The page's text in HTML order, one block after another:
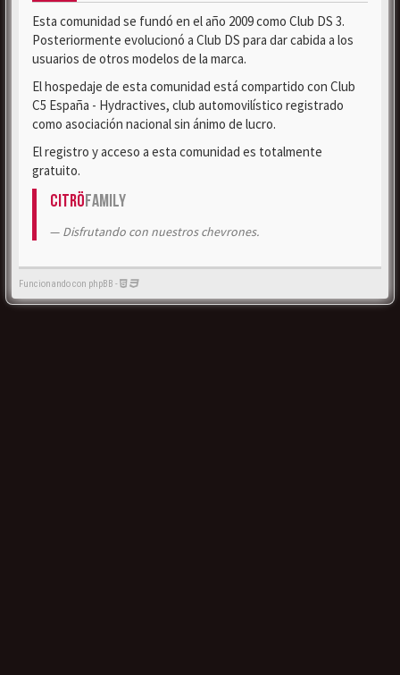
Esta comunidad se fundó en el año 2009 como Club DS 3.
Posteriormente evolucionó a Club DS para dar cabida a los
usuarios de otros modelos de la marca.
El hospedaje de esta comunidad está compartido con Club
C5 España - Hydractives, club automovilístico registrado
como asociación nacional sin ánimo de lucro.
El registro y acceso a esta comunidad es totalmente
gratuito.
CitröFamily
Disfrutando con nuestros chevrones.
Funcionando con phpBB -